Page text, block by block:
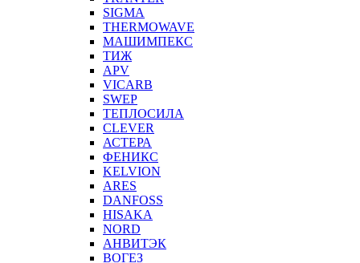
SIGMA
THERMOWAVE
МАШИМПЕКС
ТИЖ
APV
VICARB
SWEP
ТЕПЛОСИЛА
CLEVER
АСТЕРА
ФЕНИКС
KELVION
ARES
DANFOSS
HISAKA
NORD
АНВИТЭК
ВОГЕЗ